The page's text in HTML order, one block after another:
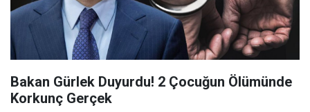
Bakan Gürlek Duyurdu! 2 Çocuğun Ölümünde
Korkunç Gerçek